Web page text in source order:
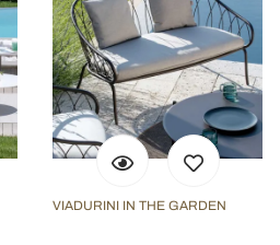
VIADURINI IN THE GARDEN